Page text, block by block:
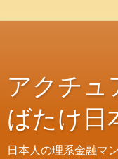
アクチ
ばたけ日
日本人の理系金融マ